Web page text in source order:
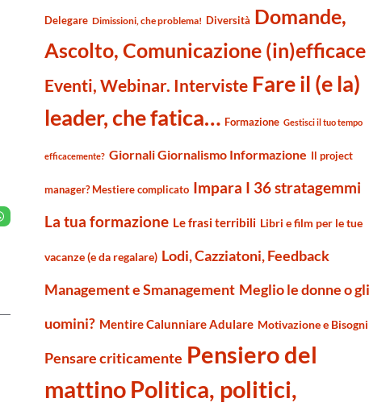
Delegare Dimissioni, che problema! Diversità Domande,
Ascolto, Comunicazione (in)efficace
Eventi, Webinar. Interviste Fare il (e la)
leader, che fatica… Formazione Gestisci il tuo tempo
efficacemente? Giornali Giornalismo Informazione Il project
manager? Mestiere complicato Impara I 36 stratagemmi
La tua formazione Le frasi terribili Libri e film per le tue
vacanze (e da regalare) Lodi, Cazziatoni, Feedback
Management e Smanagement Meglio le donne o gli
uomini? Mentire Calunniare Adulare Motivazione e Bisogni
Pensare criticamente Pensiero del
mattino Politica, politici,